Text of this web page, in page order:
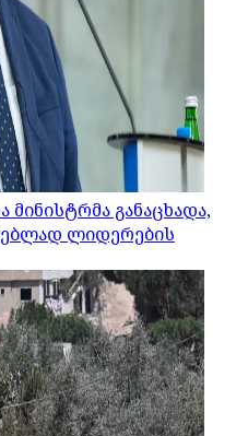
მინისტრმა განაცხადა,
ლიდერების